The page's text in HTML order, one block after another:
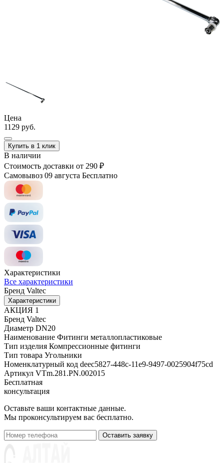
Цена
1129 руб.
Купить в 1 клик
В наличии
Стоимость доставки от 290 ₽
Самовывоз 09 августа Бесплатно
Характеристики
Все характеристики
Бренд Valtec
Характеристики
АКЦИЯ 1
Бренд Valtec
Диаметр DN20
Наименование Фитинги металлопластиковые
Тип изделия Компрессионные фитинги
Тип товара Угольники
Номенклатурный код deec5827-448c-11e9-9497-0025904f75cd
Артикул VTm.281.PN.002015
Бесплатная
консультация
Оставьте ваши контактные данные.
Мы проконсультируем вас бесплатно.
Оставить заявку